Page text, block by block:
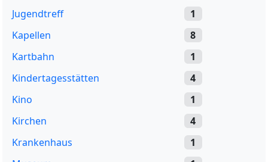
Jugendtreff
1
Kapellen
8
Kartbahn
1
Kindertagesstätten
4
Kino
1
Kirchen
4
Krankenhaus
1